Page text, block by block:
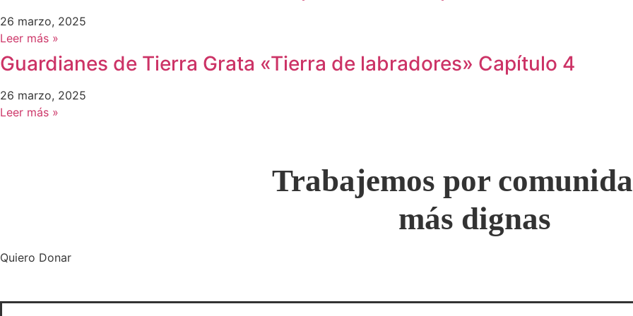
26 marzo, 2025
Leer más »
Guardianes de Tierra Grata «Tierra de labradores» Capítulo 4
26 marzo, 2025
Leer más »
Trabajemos por
más dignas
Quiero Donar